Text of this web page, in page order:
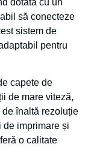
să conecteze
sistem de
pentru
capete de
de mare viteză,
înaltă rezoluție
de imprimare și
o calitate